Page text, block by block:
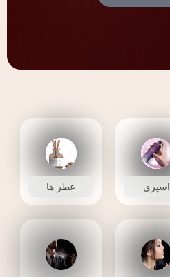
اسپری عطر ها